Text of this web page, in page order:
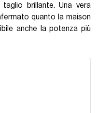
brillante. Una vera
quanto la maison
anche la potenza più